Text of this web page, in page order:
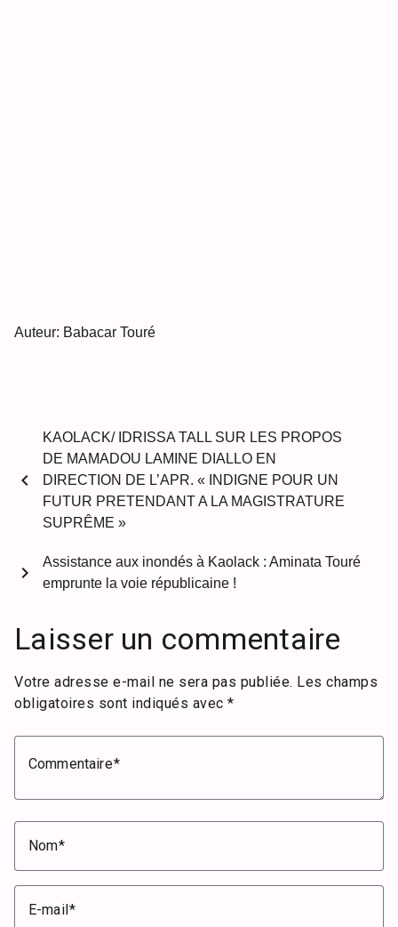
Auteur: Babacar Touré
chevron_left
KAOLACK/ IDRISSA TALL SUR LES PROPOS
DE MAMADOU LAMINE DIALLO EN
DIRECTION DE L’APR. « INDIGNE POUR UN
FUTUR PRETENDANT A LA MAGISTRATURE
SUPRÊME »
Assistance aux inondés à Kaolack : Aminata Touré
emprunte la voie républicaine !
chevron_right
Laisser un commentaire
Votre adresse e-mail ne sera pas publiée. Les champs
obligatoires sont indiqués avec *
Commentaire
Nom
E-mail